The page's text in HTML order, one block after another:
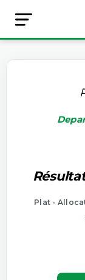
Plat -